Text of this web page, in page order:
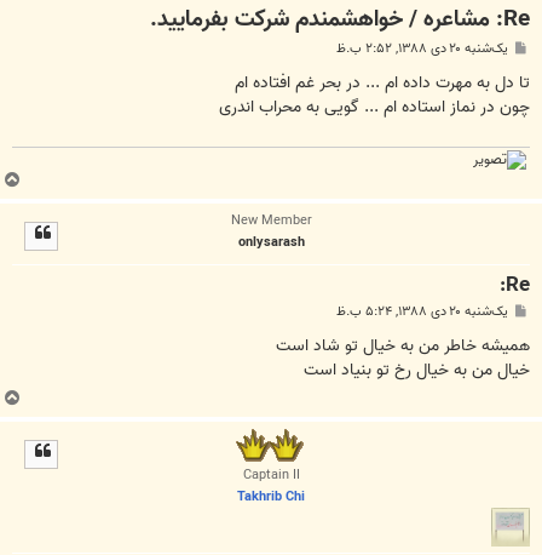
Re: مشاعره / خواهشمندم شرکت بفرماييد.
پ
ت
یک‌شنبه ۲۰ دی ۱۳۸۸, ۲:۵۲ ب.ظ
تا دل به مهرت داده ام ... در بحر غم افتاده ام
چون در نماز استاده ام ... گویی به محراب اندری
ب
ا
New Member
onlysarash
Re:
پ
ت
یک‌شنبه ۲۰ دی ۱۳۸۸, ۵:۲۴ ب.ظ
هميشه خاطر من به خيال تو شاد است
خيال من به خيال رخ تو بنياد است
ب
ا
Captain II
Takhrib Chi